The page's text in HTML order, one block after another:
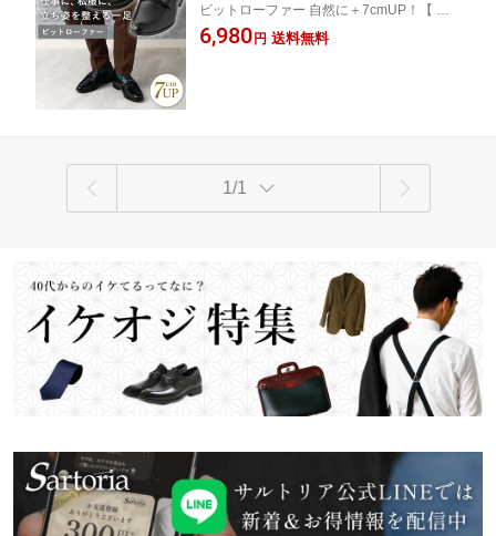
ス ビットローファー 革靴 身長アップ
クラウドナイン カジュアル シークレッ
ビットローファー 自然に＋7cmUP！【 24.
5cm 〜 27.5cm 】 [クラウド9 シークレット
シューズ シリーズ] 姿勢が良くなる靴 ビジ
6,980円 送料無料
1/1